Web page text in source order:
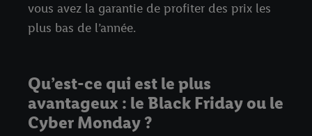
vous avez la garantie de profiter des prix les
plus bas de l’année.
Qu’est-ce qui est le plus
avantageux : le Black Friday ou le
Cyber Monday ?